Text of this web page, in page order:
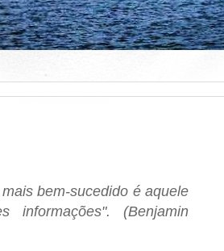
bem-sucedido é aquele
informações". (Benjamin